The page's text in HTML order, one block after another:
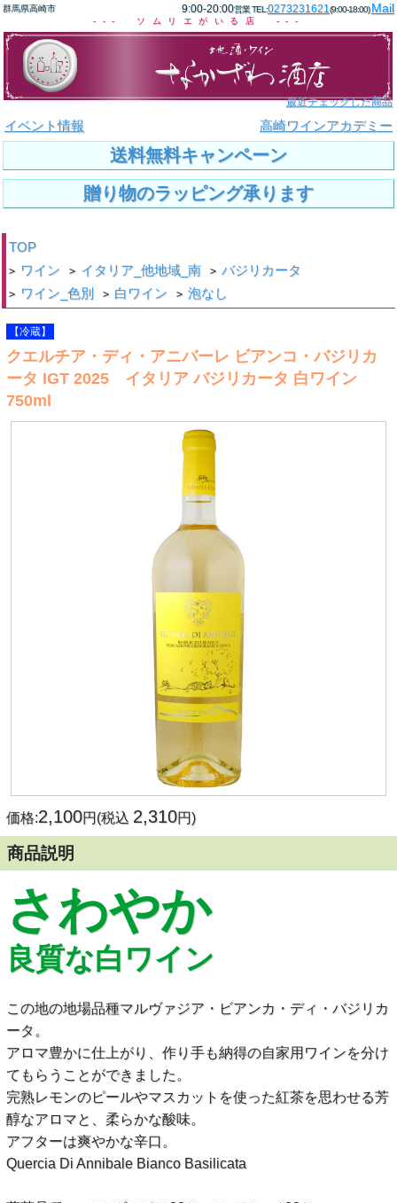
群馬県高崎市 9:00-20:00営業 TEL:0273231621(9:00-18:00)Mail
--- ソムリエがいる店 ---
最近チェックした商品
イベント情報 高崎ワインアカデミー
送料無料キャンペーン
贈り物のラッピング承ります
TOP
> ワイン > イタリア_他地域_南 > バジリカータ
> ワイン_色別 > 白ワイン > 泡なし
【冷蔵】
クエルチア・ディ・アニバーレ ビアンコ・バジリカ
ータ IGT 2025 イタリア バジリカータ 白ワイン
750ml
価格:2,100円(税込 2,310円)
商品説明
さわやか
良質な白ワイン
この地の地場品種マルヴァジア・ビアンカ・ディ・バジリカ
ータ。
アロマ豊かに仕上がり、作り手も納得の自家用ワインを分け
てもらうことができました。
完熟レモンのピールやマスカットを使った紅茶を思わせる芳
醇なアロマと、柔らかな酸味。
アフターは爽やかな辛口。
Quercia Di Annibale Bianco Basilicata